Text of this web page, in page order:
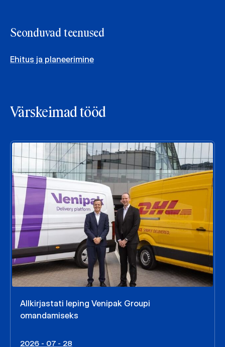
Seonduvad teenused
Ehitus ja planeerimine
Värskeimad tööd
Allkirjastati leping Venipak Groupi
omandamiseks
2026 - 07 - 28